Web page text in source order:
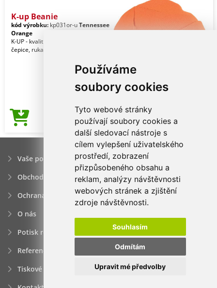
Používáme
soubory cookies
Tyto webové stránky
používají soubory cookies a
další sledovací nástroje s
cílem vylepšení uživatelského
prostředí, zobrazení
přizpůsobeného obsahu a
reklam, analýzy návštěvnosti
webových stránek a zjištění
zdroje návštěvnosti.
Souhlasím
Odmítám
Upravit mé předvolby
K-up Beanie
kód výrobku: kp031or-uTennessee
Orange
K-UP - kvalitní značkové reklamní
čepice, rukavice a pokrývky hlavy.
Cena od47,39Kč
Vaše poptávka
Obchodní podmínky
Ochrana osobních údajú
O nás
Potisk reklamních předmětů
Reference
Tiskové zprávy